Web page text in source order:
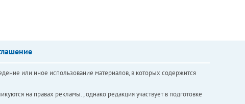
или иное использование материалов, в которых содержится
на правах рекламы. , однако редакция участвует в подготовке